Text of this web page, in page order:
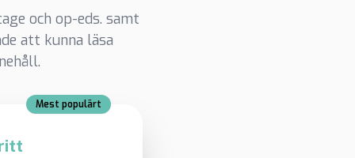
och op-eds. samt
att kunna läsa
Mest populärt